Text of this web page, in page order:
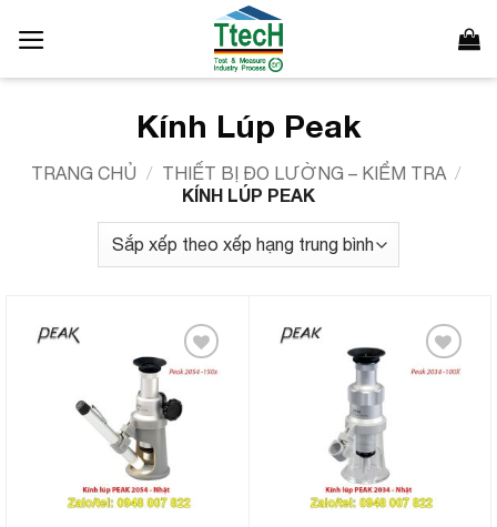
qua
Kính Lúp Peak
TRANG CHỦ / THIẾT BỊ ĐO LƯỜNG – KIỂM TRA /
KÍNH LÚP PEAK
Add to
Add to